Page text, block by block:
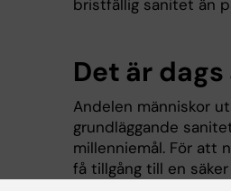
bristfällig sanitet än
Det är
Andelen människor
grundläggande
millenniemål. För att
få tillgång till en